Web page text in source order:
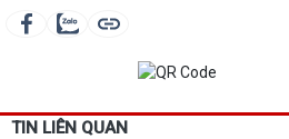
TIN LIÊN QUAN